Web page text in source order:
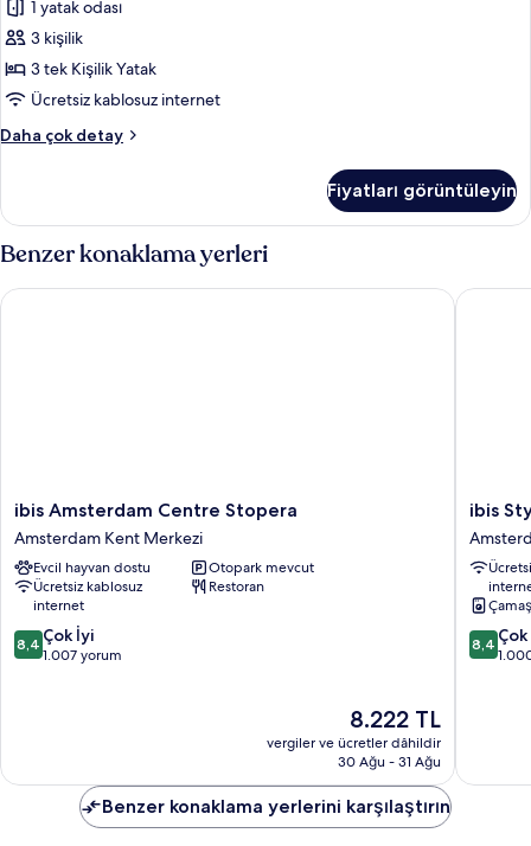
Kişilik
Yatak
için
tüm
görün
1 yatak odası
3 kişilik
3 tek Kişilik Yatak
Ücretsiz kablosuz internet
Daha çok detay
Oda,
Yatak
hakkında
daha
fazla
detay
Fiyatları görüntüleyin
Benzer konaklama yerleri
ibis
Amsterdam
Centre
Stopera
Amsterdam
Kent
Merkezi
ibis Amsterdam Centre Stopera
Amsterdam Kent Merkezi
Evcil hayvan dostu
Otopark mevcut
Ücretsiz kablosuz
internet
Restoran
10
üzerinden
8,4 Çok İyi
1.007 yorum
Güncel
fiyat:
8.222 TL
8.222 TL
vergiler ve ücretler dâhildir
30 Ağu - 31 Ağu
ibis Amsterdam Centre Stopera
ibis
Styles
Central
Station
Kent
Merkezi
ibis
10
8,4
ibis
Benzer konaklama yerlerini karşılaştırın